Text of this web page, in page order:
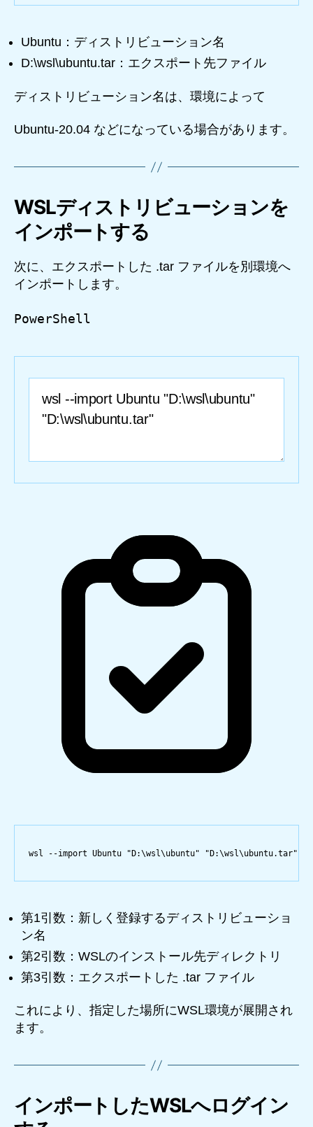
Ubuntu：ディストリビューション名
D:\wsl\ubuntu.tar：エクスポート先ファイル
ディストリビューション名は、環境によって
Ubuntu-20.04 などになっている場合があります。
WSLディストリビューションを
インポートする
次に、エクスポートした .tar ファイルを別環境へ
インポートします。
PowerShell
wsl --import Ubuntu "D:\wsl\ubuntu" "D:\wsl\ubuntu.tar"
第1引数：新しく登録するディストリビューショ
ン名
第2引数：WSLのインストール先ディレクトリ
第3引数：エクスポートした .tar ファイル
これにより、指定した場所にWSL環境が展開され
ます。
インポートしたWSLへログイン